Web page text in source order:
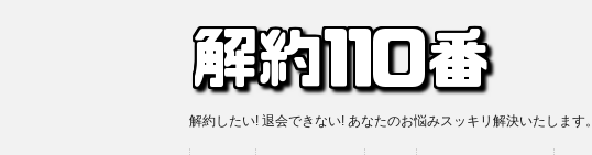
解約したい! 退会できない! あなたのお悩みスッキリ解決いたします。